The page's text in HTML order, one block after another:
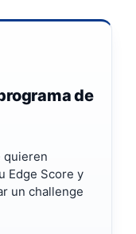
de
quieren
Edge Score y
un challenge